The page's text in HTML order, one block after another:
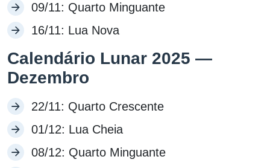
09/11: Quarto Minguante
16/11: Lua Nova
Calendário Lunar 2025 —
Dezembro
22/11: Quarto Crescente
01/12: Lua Cheia
08/12: Quarto Minguante